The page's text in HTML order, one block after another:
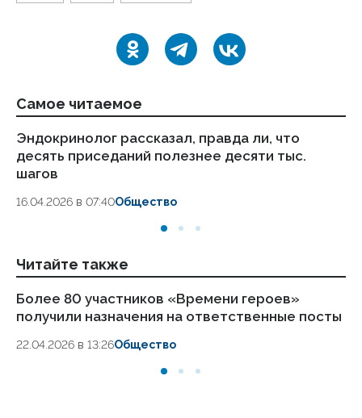
Самое читаемое
Эндокринолог рассказал, правда ли, что
десять приседаний полезнее десяти тыс.
шагов
16.04.2026 в 07:40Общество
Читайте также
Более 80 участников «Времени героев»
получили назначения на ответственные посты
22.04.2026 в 13:26Общество